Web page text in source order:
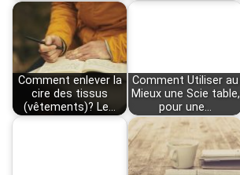
Comment enlever la
cire des tissus
(vêtements)? Le…
Comment Utiliser au
Mieux une Scie table,
pour une…